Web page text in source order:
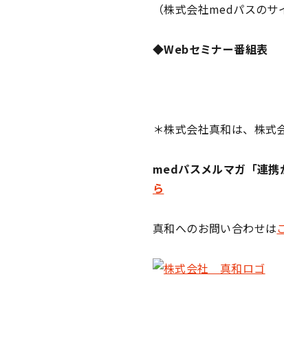
（株式会社medパスのサ
◆Webセミナー番組表
＊株式会社真和は、株式
medパスメルマガ「連携
ら
真和へのお問い合わせは